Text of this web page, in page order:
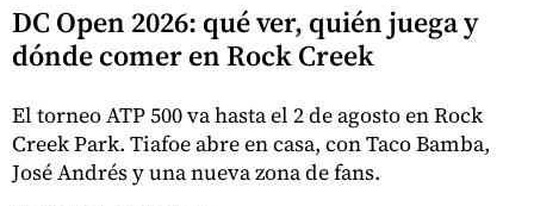
DC Open 2026: qué ver, quién juega y
dónde comer en Rock Creek
El torneo ATP 500 va hasta el 2 de agosto en Rock
Creek Park. Tiafoe abre en casa, con Taco Bamba,
José Andrés y una nueva zona de fans.